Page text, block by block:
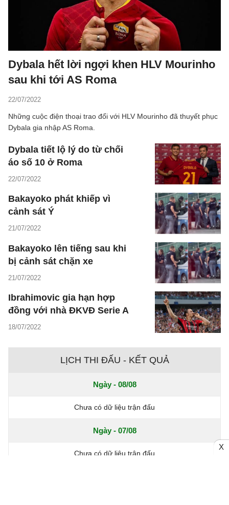
Dybala hết lời ngợi khen HLV Mourinho
sau khi tới AS Roma
22/07/2022
Những cuộc điện thoại trao đổi với HLV Mourinho đã thuyết phục
Dybala gia nhập AS Roma.
Dybala tiết lộ lý do từ chối
áo số 10 ở Roma
22/07/2022
Bakayoko phát khiếp vì
cảnh sát Ý
21/07/2022
Bakayoko lên tiếng sau khi
bị cảnh sát chặn xe
21/07/2022
Ibrahimovic gia hạn hợp
đồng với nhà ĐKVĐ Serie A
18/07/2022
LỊCH THI ĐẤU - KẾT QUẢ
Ngày - 08/08
Chưa có dữ liệu trận đấu
Ngày - 07/08
Chưa có dữ liệu trận đấu
X